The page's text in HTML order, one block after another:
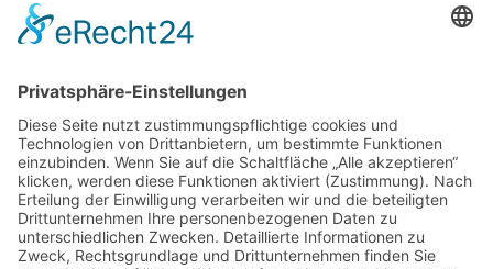
Dezember 2022
September 2022
August 2022
Juli 2022
Juni 2022
Mai 2022